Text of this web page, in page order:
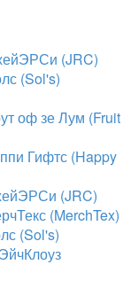
(JRC)
(Sol's)
оф зе Лум (Fruit
Гифтс (Happy
(JRC)
(MerchTex)
(Sol's)